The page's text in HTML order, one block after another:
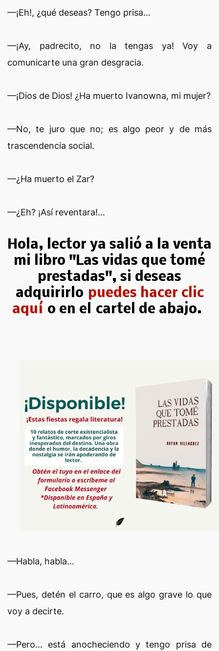
—¡Eh!, ¿qué deseas? Tengo prisa…
—¡Ay, padrecito, no la tengas ya! Voy a
comunicarte una gran desgracia.
—¡Dios de Dios! ¿Ha muerto Ivanowna, mi mujer?
—No, te juro que no; es algo peor y de más
trascendencia social.
—¿Ha muerto el Zar?
—¿Eh? ¡Así reventara!…
Hola, lector ya salió a la venta
mi libro "Las vidas que tomé
prestadas", si deseas
adquirirlo puedes hacer clic
aquí o en el cartel de abajo.
—Habla, habla…
—Pues, detén el carro, que es algo grave lo que
voy a decirte.
—Pero… está anocheciendo y tengo prisa de